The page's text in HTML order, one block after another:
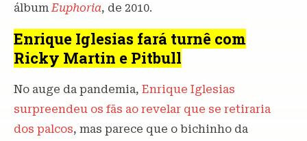
álbumEuphoria, de 2010.
Enrique Iglesias fará turnê com
Ricky Martin e Pitbull
No auge da pandemia, Enrique Iglesias
surpreendeu os fãs ao revelar que se retiraria
dos palcos, mas parece que o bichinho da